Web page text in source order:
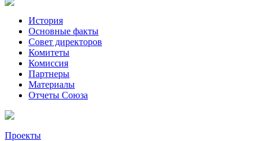
История
Основные факты
Совет директоров
Комитеты
Комиссия
Партнеры
Материалы
Отчеты Союза
Проекты